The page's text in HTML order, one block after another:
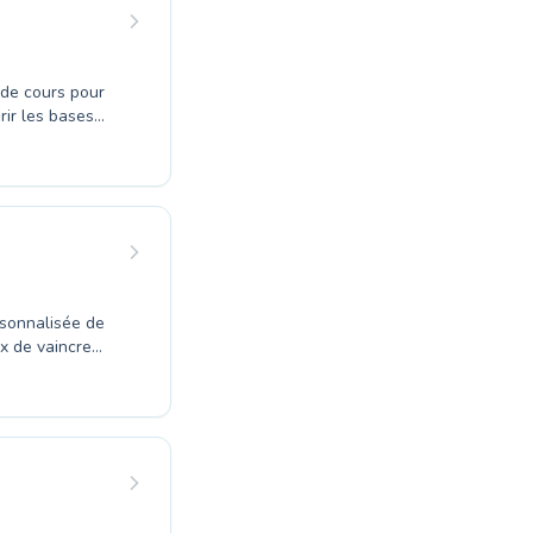
un
cours pour
les bases
nageurs
l'eau en
confiance ou
Pool.
pas vers
de
de vaincre
nos
est mis
dans des
cours et
de vous